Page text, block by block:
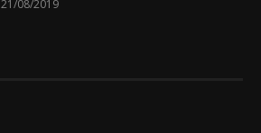
21/08/2019